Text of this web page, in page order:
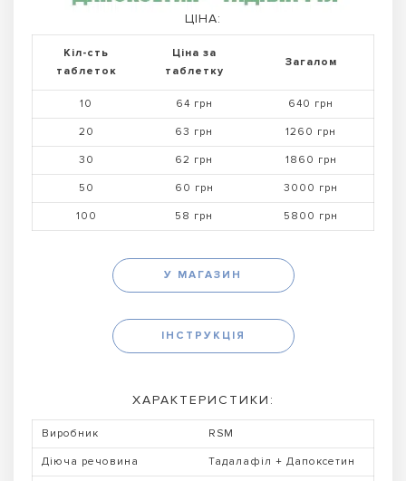
ЦІНА:
Кіл-сть
таблеток
Ціна за
таблетку
Загалом
10 64 грн 640 грн
20 63 грн 1260 грн
30 62 грн 1860 грн
50 60 грн 3000 грн
100 58 грн 5800 грн
У МАГАЗИН
ІНСТРУКЦІЯ
ХАРАКТЕРИСТИКИ:
Виробник RSM
Діюча речовина Тадалафіл + Дапоксетин